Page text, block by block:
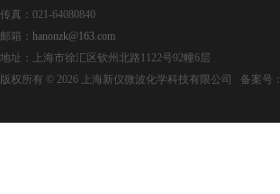
传真：021-64080840
邮箱： hanonzk@163.com
地址：上海市徐汇区钦州北路1122号92幢6层
版权所有 © 2026 上海新仪微波化学科技有限公司 备案号：